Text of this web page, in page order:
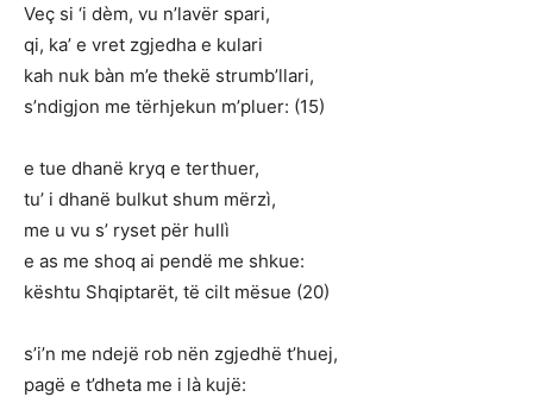
Veç si ‘i dèm, vu n’lavër spari,
qi, ka’ e vret zgjedha e kulari
kah nuk bàn m’e thekë strumb’llari,
s’ndigjon me tërhjekun m’pluer: (15)
e tue dhanë kryq e terthuer,
tu’ i dhanë bulkut shum mërzì,
me u vu s’ ryset për hullì
e as me shoq ai pendë me shkue:
kështu Shqiptarët, të cilt mësue (20)
s’i’n me ndejë rob nën zgjedhë t’huej,
pagë e t’dheta me i là kujë: